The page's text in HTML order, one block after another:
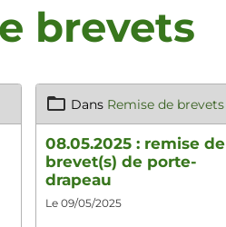
brevets
Dans Remise de brevets
08.05.2025 : remise de
brevet(s) de porte-
drapeau
Le 09/05/2025